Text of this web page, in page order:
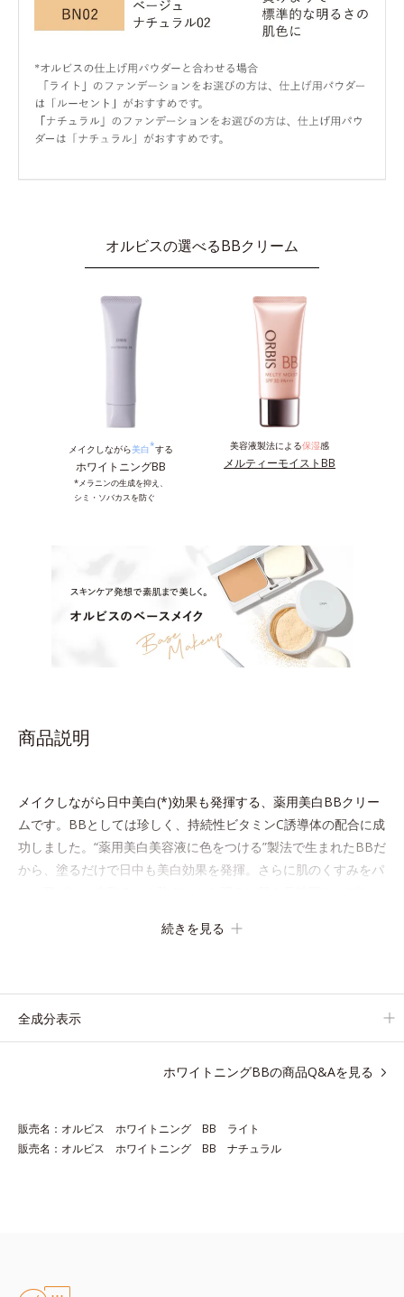
オルビスの選べるBBクリーム
メイクしながら美白*する
ホワイトニングBB
*メラニンの生成を抑え、
シミ・ソバカスを防ぐ
美容液製法による保湿感
メルティーモイストBB
商品説明
メイクしながら日中美白(*)効果も発揮する、薬用美白BBクリー
ムです。BBとしては珍しく、持続性ビタミンC誘導体の配合に成
功しました。“薬用美白美容液に色をつける”製法で生まれたBBだ
から、塗るだけで日中も美白効果を発揮。さらに肌のくすみをパ
これ1つで、美白美容液・日焼け止め・化粧下地・ファンデ―シ
* メラニンの生成を抑え、シミ・ソバカスを防ぐ
ビタミンＣ誘導体配合＝薬用美白成分 ●ブライトカバーパウダー、
素肌コーティング毛穴隠しパウダー配合＝仕上がり・カバー力向上
粉体 ●化粧崩れ防止パウダー配合＝化粧持ち向上粉体 ●真珠エキス配
続きを見る
全成分表示
ホワイトニングBBの商品Q&Aを見る
販売名：オルビス ホワイトニング BB ライト
販売名：オルビス ホワイトニング BB ナチュラル